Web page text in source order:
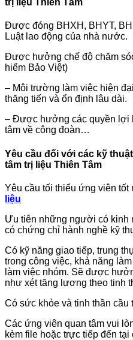
trị liệu Thiên Tâm
Được đóng BHXH, BHYT,
Luật lao động của nhà nước.
Được hưởng chế độ chăm
hiểm Bảo Việt)
– Môi trường làm việc hiện
thăng tiến và ổn định lâu dài.
– Được hưởng các quyền lợi
tâm về công đoàn…
Yêu cầu đối với các kỹ
tâm trị liệu Thiên Tâm
Yêu cầu tối thiểu ứng viên tốt
liệu
Ưu tiên những người có kinh
có chứng chỉ hành nghề kỹ
Có kỹ năng giao tiếp, trung
trong công việc, khả năng
làm việc nhóm. Sẽ được
như xét tăng lương theo tinh
Có sức khỏe và tinh thần
Các ứng viên quan tâm vui
kèm file hoặc trực tiếp đến tại